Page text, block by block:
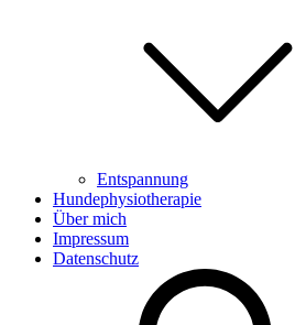
Entspannung
Hundephysiotherapie
Über mich
Impressum
Datenschutz